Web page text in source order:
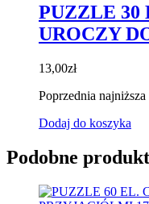
PUZZLE 30
UROCZY
13,00zł
Poprzednia najniższa
Dodaj do koszyka
Podobne